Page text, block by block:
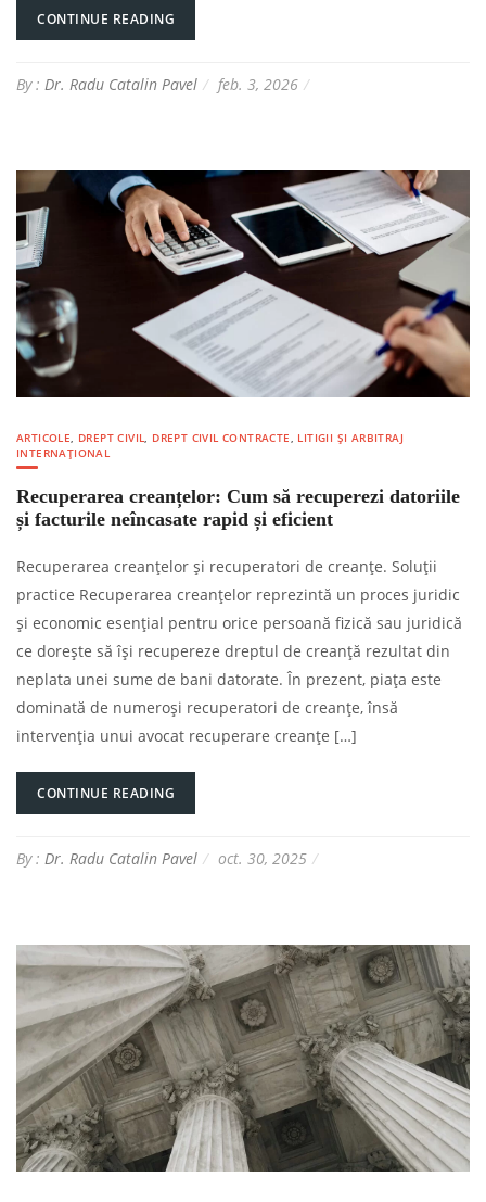
CONTINUE READING
By : Dr. Radu Catalin Pavel feb. 3, 2026
ARTICOLE, DREPT CIVIL, DREPT CIVIL CONTRACTE, LITIGII ȘI ARBITRAJ
INTERNAȚIONAL
Recuperarea creanțelor: Cum să recuperezi datoriile
și facturile neîncasate rapid și eficient
Recuperarea creanțelor și recuperatori de creanțe. Soluții
practice Recuperarea creanțelor reprezintă un proces juridic
și economic esențial pentru orice persoană fizică sau juridică
ce dorește să își recupereze dreptul de creanță rezultat din
neplata unei sume de bani datorate. În prezent, piața este
dominată de numeroși recuperatori de creanțe, însă
intervenția unui avocat recuperare creanțe […]
CONTINUE READING
By : Dr. Radu Catalin Pavel oct. 30, 2025